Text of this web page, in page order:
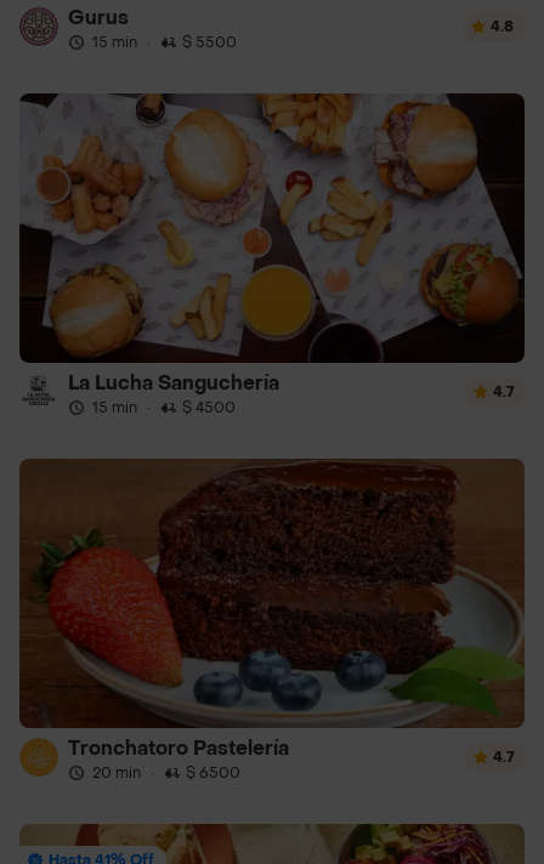
Gurus
15 min · $ 5500
4.8
La Lucha Sanguchería
15 min · $ 4500
4.7
Tronchatoro Pastelería
20 min · $ 6500
4.7